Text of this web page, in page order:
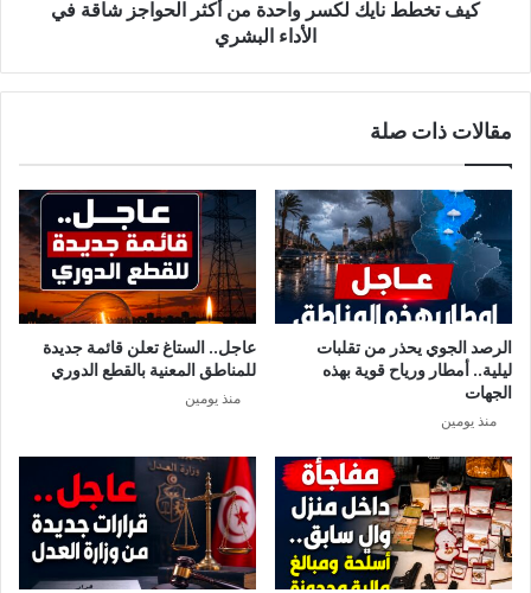
ر
ة
م
ك
ث
ل
ح
و
ا
ج
ز
كيف تخطط نايك لكسر واحدة من أكثر الحواجز شاقة في
الأداء البشري
مقالات ذات صلة
الرصد الجوي يحذر من تقلبات
ليلية.. أمطار ورياح قوية بهذه
الجهات
منذ يومين
عاجل.. الستاغ تعلن قائمة جديدة
للمناطق المعنية بالقطع الدوري
منذ يومين